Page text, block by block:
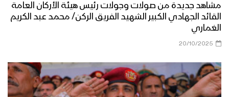
مشاهد جديدة من صولات وجولات رئيس هيئة الأركان العامة
القائد الجهادي الكبير الشهيد الفريق الركن/ محمد عبد الكريم
الغماري
20/10/2025